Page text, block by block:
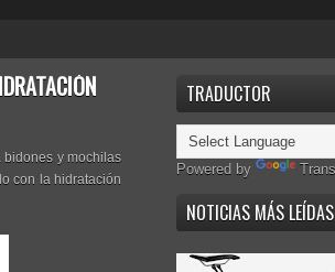
bidones y mochilas
con la hidratación
TRADUCTOR
Powered by
NOTICIAS MÁS LEÍDAS